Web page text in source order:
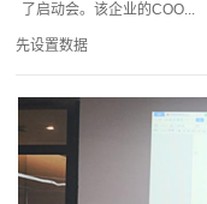
了启动会。该企业的COO...
先设置数据